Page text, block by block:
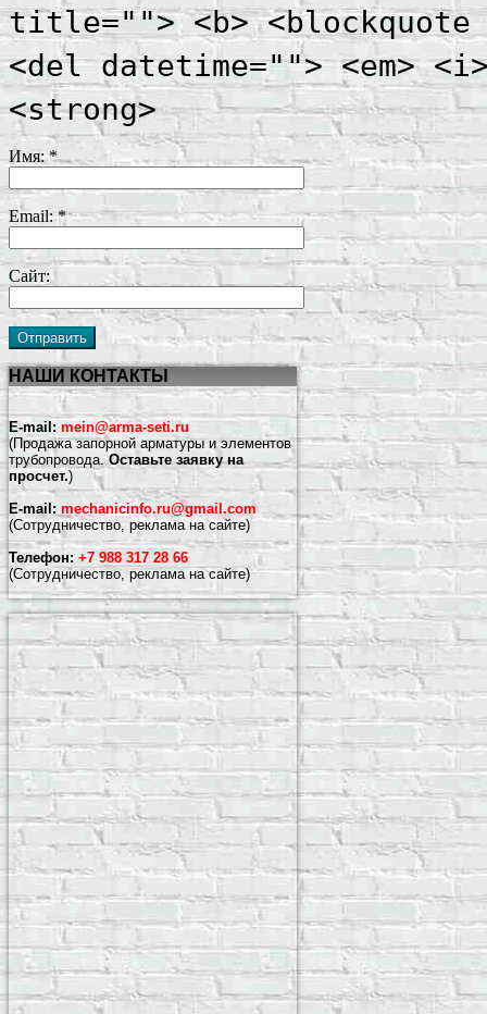
title=""> <b> <blockquote
<del datetime=""> <em>
<strong>
Имя:*
Email:*
Сайт:
НАШИ КОНТАКТЫ
E-mail: mein@arma-seti.ru
(Продажа запорной арматуры и элементов
трубопровода.Оставьте заявку на
просчет.)
E-mail: mechanicinfo.ru@gmail.com
(Сотрудничество, реклама на сайте)
Телефон: +7 988 317 28 66
(Сотрудничество, реклама на сайте)